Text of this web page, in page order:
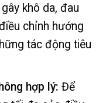
khô da, đau
chỉnh hướng
tác động tiêu
hợp lý: Để